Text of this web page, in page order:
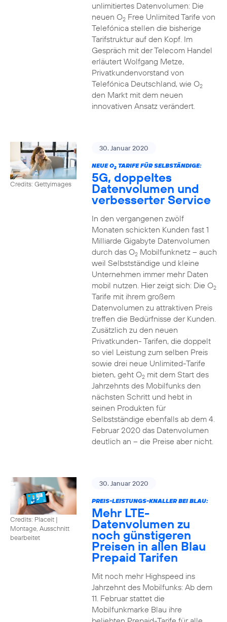
unlimitiertes Datenvolumen: Die
neuen O2Free Unlimited Tarife von
Telefónica stellen die bisherige
Tarifstruktur auf den Kopf. Im
Gespräch mit der Telecom Handel
erläutert Wolfgang Metze,
Privatkundenvorstand von
Telefónica Deutschland, wie O2
den Markt mit dem neuen
innovativen Ansatz verändert.
Credits: Gettyimages
30. Januar 2020
NEUE O2TARIFE FÜR SELBSTÄNDIGE:
5G, doppeltes
Datenvolumen und
verbesserter Service
In den vergangenen zwölf
Monaten schickten Kunden fast 1
Milliarde Gigabyte Datenvolumen
durch das O2Mobilfunknetz – auch
weil Selbstständige und kleine
Unternehmen immer mehr Daten
mobil nutzen. Hier zeigt sich: Die O2
Tarife mit ihrem großem
Datenvolumen zu attraktiven Preis
treffen die Bedürfnisse der Kunden.
Zusätzlich zu den neuen
Privatkunden- Tarifen, die doppelt
so viel Leistung zum selben Preis
sowie drei neue Unlimited-Tarife
bieten, geht O2mit dem Start des
Jahrzehnts des Mobilfunks den
nächsten Schritt und hebt in
seinen Produkten für
Selbstständige ebenfalls ab dem 4.
Februar 2020 das Datenvolumen
deutlich an – die Preise aber nicht.
Credits: Placeit |
Montage, Ausschnitt
bearbeitet
30. Januar 2020
PREIS-LEISTUNGS-KNALLER BEI BLAU:
Mehr LTE-
Datenvolumen zu
noch günstigeren
Preisen in allen Blau
Prepaid Tarifen
Mit noch mehr Highspeed ins
Jahrzehnt des Mobilfunks: Ab dem
11. Februar stattet die
Mobilfunkmarke Blau ihre